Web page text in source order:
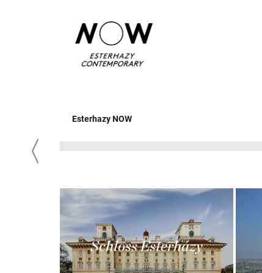
Esterhazy NOW
Zurück
Schloss Esterházy